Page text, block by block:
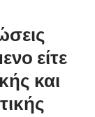
είτε
και